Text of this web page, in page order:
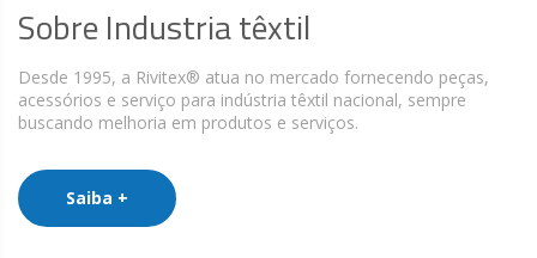
Sobre Industria têxtil
Desde 1995, a Rivitex® atua no mercado fornecendo peças,
acessórios e serviço para indústria têxtil nacional, sempre
buscando melhoria em produtos e serviços.
Saiba +